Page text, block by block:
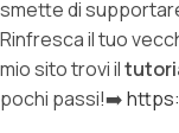
LINK
smette di
Rinfresca il tuo
mio sito trovi il
pochi passi!➡️